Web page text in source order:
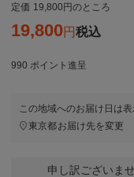
定価 19,800 のところ
19,800 税込
990 ポイント進呈
この地域へのお届け日は
東京都お届け先を変更
申し訳ございま